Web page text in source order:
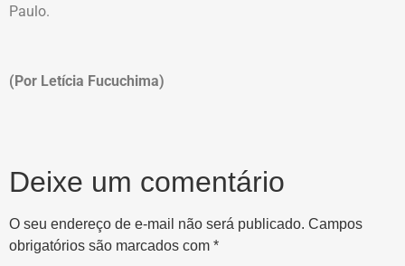
Paulo.
(Por Letícia Fucuchima)
Deixe um comentário
O seu endereço de e-mail não será publicado. Campos
obrigatórios são marcados com *